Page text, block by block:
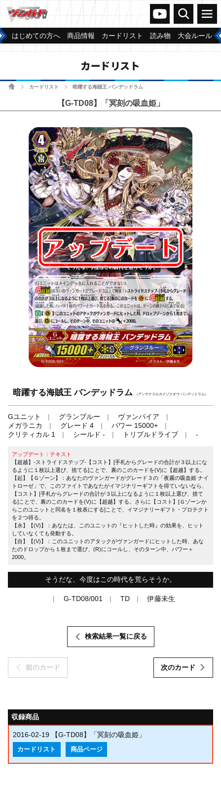
ヴァンガードch
検索 メニュー
はじめての方へ 商品情報 カードリスト 読み物 大会ルール
カードリスト
ホームカードリスト 暗躍する海賊王 バンデッドラム
【G-TD08】「冥刻の吸血姫」
暗躍する海賊王 バンデッドラム （アンヤクスルカイゾクオウ バンデッドラム）
Gユニット グランブルー
ヴァンパイア
メガラニカ
グレード 4
パワー 15000+
クリティカル 1
シールド - トリプルドライブ -
アップデート：テキスト
【超越】-ストライドステップ-【コスト】[手札からグレードの合計が３以上にな
るように１枚以上選び、捨てる]ことで、裏のこのカードを(V)に【超越】する。
【起】【Ｇゾーン】：あなたのヴァンガードがグレード３の「夜霧の吸血姫 ナイ
トローゼ」で、このファイトであなたがイマジナリーギフトを得ていないなら、
【コスト】[手札からグレードの合計が３以上になるように１枚以上選び、捨て
る]ことで、裏のこのカードを(V)に【超越】する。さらに【コスト】[Ｇゾーンか
らこのユニットと同名を１枚表にする]ことで、イマジナリーギフト・プロテクト
を２つ得る。
【永】【(V)】：あなたは、このユニットの『ヒットした時』の効果を、ヒット
していなくても発動する。
【自】【(V)】：このユニットのアタックがヴァンガードにヒットした時、あな
たのドロップから１枚まで選び、(R)にコールし、そのターン中、パワー＋
2000。
そうだな、今度はこの時代を荒らそうか。
G-TD08/001 TD 伊藤未生
前のカード
検索結果一覧に戻る
次のカード
収録商品
2016-02-19 【G-TD08】「冥刻の吸血姫」
カードリスト 商品ページ